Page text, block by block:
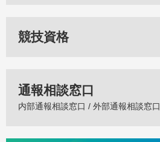
競技資格
通報相談窓口
内部通報相談窓口 / 外部通報相談窓口